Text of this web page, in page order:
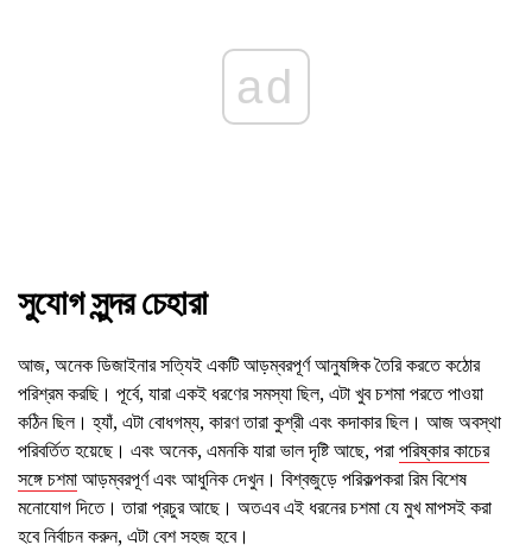
ad
সুযোগ সুন্দর চেহারা
আজ, অনেক ডিজাইনার সত্যিই একটি আড়ম্বরপূর্ণ আনুষঙ্গিক তৈরি করতে কঠোর
পরিশ্রম করছি। পূর্বে, যারা একই ধরণের সমস্যা ছিল, এটা খুব চশমা পরতে পাওয়া
কঠিন ছিল। হ্যাঁ, এটা বোধগম্য, কারণ তারা কুশ্রী এবং কদাকার ছিল। আজ অবস্থা
পরিবর্তিত হয়েছে। এবং অনেক, এমনকি যারা ভাল দৃষ্টি আছে, পরাপরিষ্কার কাচের
সঙ্গে চশমাআড়ম্বরপূর্ণ এবং আধুনিক দেখুন। বিশ্বজুড়ে পরিকল্পকরা রিম বিশেষ
মনোযোগ দিতে। তারা প্রচুর আছে। অতএব এই ধরনের চশমা যে মুখ মাপসই করা
হবে নির্বাচন করুন, এটা বেশ সহজ হবে।